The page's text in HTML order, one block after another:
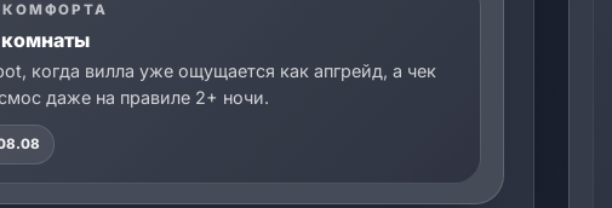
когда вилла уже ощущается как апгрейд, а чек
даже на правиле 2+ ночи.